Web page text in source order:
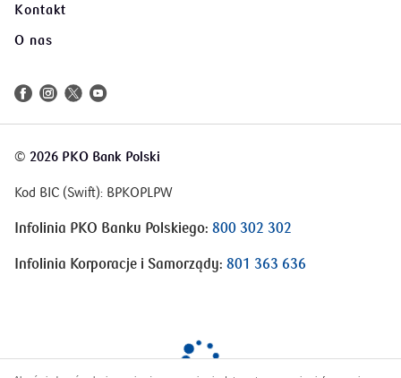
Kontakt
O nas
© 2026 PKO Bank Polski
Kod BIC (Swift): BPKOPLPW
Infolinia PKO Banku Polskiego: 800 302 302
Infolinia Korporacje i Samorządy: 801 363 636